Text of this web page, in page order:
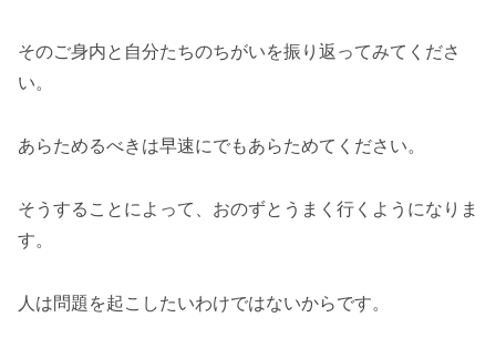
そのご身内と自分たちのちがいを振り返ってみてくださ
い。
あらためるべきは早速にでもあらためてください。
そうすることによって、おのずとうまく行くようになりま
す。
人は問題を起こしたいわけではないからです。